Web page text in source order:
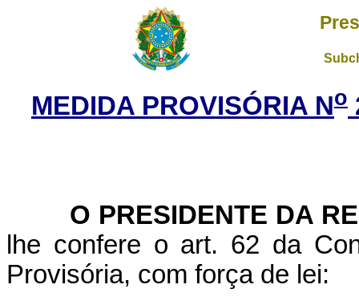
MEDIDA PROVISÓRIA No
O PRESIDENTE DA
lhe confere o art. 62 da
Provisória, com força de lei: